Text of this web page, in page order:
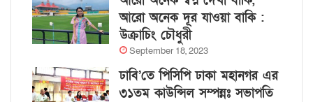
আরো অনেক দূর যাওয়া বাকি :
উক্রাচিং চৌধুরী
September 18, 2023
ঢাবি’তে পিসিপি ঢাকা মহানগর এর
৩১তম কাউন্সিল সম্পন্নঃ সভাপতি